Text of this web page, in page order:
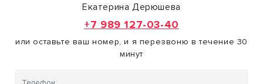
Екатерина Дерюшева
+7 989 127-03-40
или оставьте ваш номер, и я перезвоню в течение 30
минут